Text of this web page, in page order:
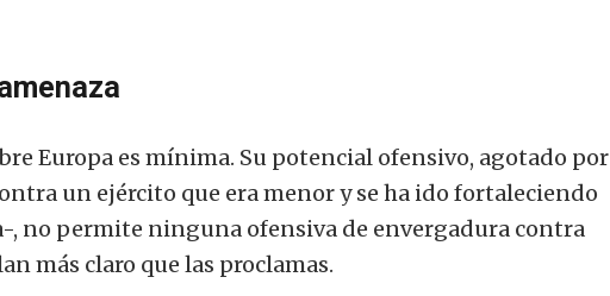
Europa es mínima. Su potencial ofensivo, agotado por
un ejército que era menor y se ha ido fortaleciendo
, no permite ninguna ofensiva de envergadura contra
más claro que las proclamas.